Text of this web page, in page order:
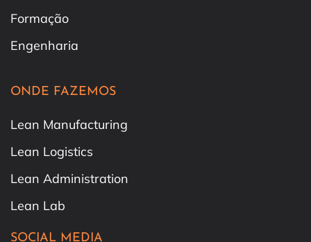
Formação
Engenharia
ONDE FAZEMOS
Lean Manufacturing
Lean Logistics
Lean Administration
Lean Lab
SOCIAL MEDIA